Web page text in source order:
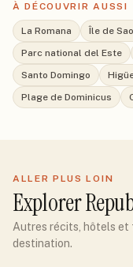
À DÉCOUVRIR AUSSI
La Romana Île de
Parc national del Este
Santo Domingo
Plage de Dominicus
ALLER PLUS LOIN
Explorer
Autres récits, hôtels et
destination.